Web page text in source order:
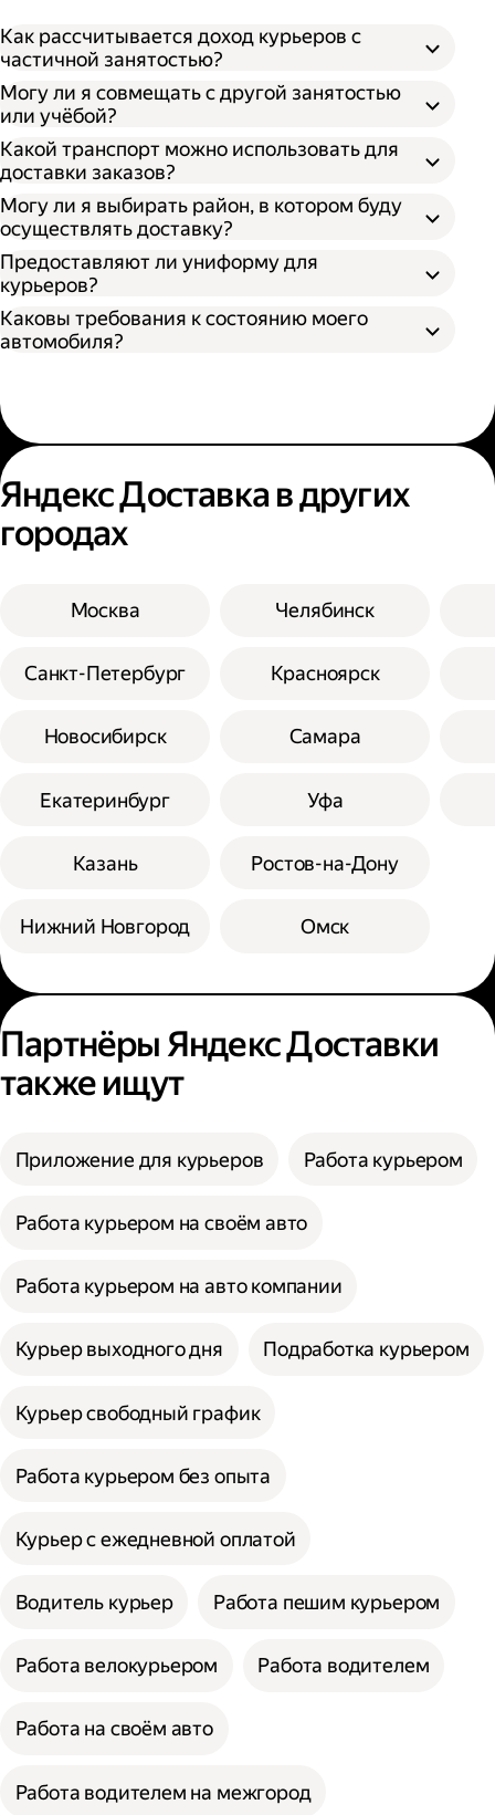
Как рассчитывается доход курьеров с
частичной занятостью?
Могу ли я совмещать с другой занятостью
или учёбой?
Какой транспорт можно использовать для
доставки заказов?
Могу ли я выбирать район, в котором буду
осуществлять доставку?
Предоставляют ли униформу для
курьеров?
Каковы требования к состоянию моего
автомобиля?
Яндекс Доставка в других
городах
Москва
Санкт-Петербург
Новосибирск
Екатеринбург
Казань
Нижний Новгород
Челябинск
Красноярск
Самара
Уфа
Ростов-на-Дону
Омск
Партнёры Яндекс Доставки
также ищут
Приложение для курьеров Работа курьером
Работа курьером на своём авто
Работа курьером на авто компании
Курьер выходного дня Подработка курьером
Курьер свободный график
Работа курьером без опыта
Курьер с ежедневной оплатой
Водитель курьер Работа пешим курьером
Работа велокурьером Работа водителем
Работа на своём авто
Работа водителем на межгород